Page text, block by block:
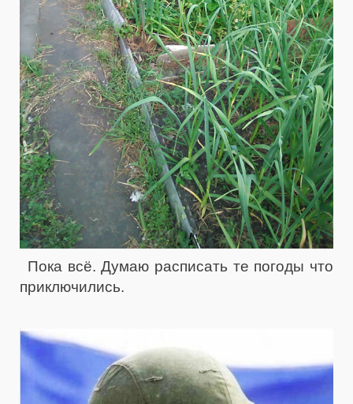
Пока всё. Думаю расписать те погоды что
приключились.